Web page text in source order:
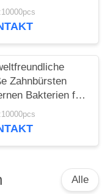
350g
60 Tage
Zahnbürsten
Bakterien für
der
Alle